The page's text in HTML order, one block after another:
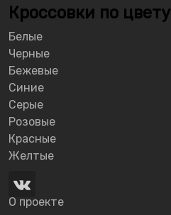
Кроссовки по цвету
Белые
Черные
Бежевые
Синие
Серые
Розовые
Красные
Желтые
О проекте